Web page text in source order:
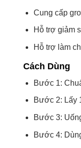
Cung cấp
Hỗ trợ giảm
Hỗ trợ làm
Cách Dùng
Bước 1:
Bước 2: Lấy
Bước 3:
Bước 4: